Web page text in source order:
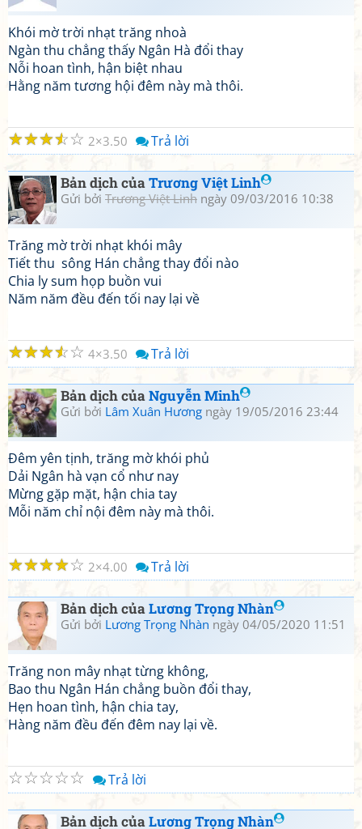
Khói mờ trời nhạt trăng nhoà
Ngàn thu chẳng thấy Ngân Hà đổi thay
Nỗi hoan tình, hận biệt nhau
Hằng năm tương hội đêm này mà thôi.
☆
☆
☆
☆
☆ 2 3.50 Trả lời
Bản dịch củaTrương Việt Linh
Gửi bởi Trương Việt Linh ngày 09/03/2016 10:38
Trăng mờ trời nhạt khói mây
Tiết thu sông Hán chẳng thay đổi nào
Chia ly sum họp buồn vui
Năm năm đều đến tối nay lại về
☆
☆
☆
☆
☆ 4 3.50 Trả lời
Bản dịch củaNguyễn Minh
Gửi bởi Lâm Xuân Hương ngày 19/05/2016 23:44
Đêm yên tịnh, trăng mờ khói phủ
Dải Ngân hà vạn cổ như nay
Mừng gặp mặt, hận chia tay
Mỗi năm chỉ nội đêm này mà thôi.
☆
☆
☆
☆
☆ 2 4.00 Trả lời
Bản dịch củaLương Trọng Nhàn
Gửi bởi Lương Trọng Nhàn ngày 04/05/2020 11:51
Trăng non mây nhạt từng không,
Bao thu Ngân Hán chẳng buồn đổi thay,
Hẹn hoan tình, hận chia tay,
Hàng năm đều đến đêm nay lại về.
☆
☆
☆
☆
☆ Trả lời
Bản dịch củaLương Trọng Nhàn